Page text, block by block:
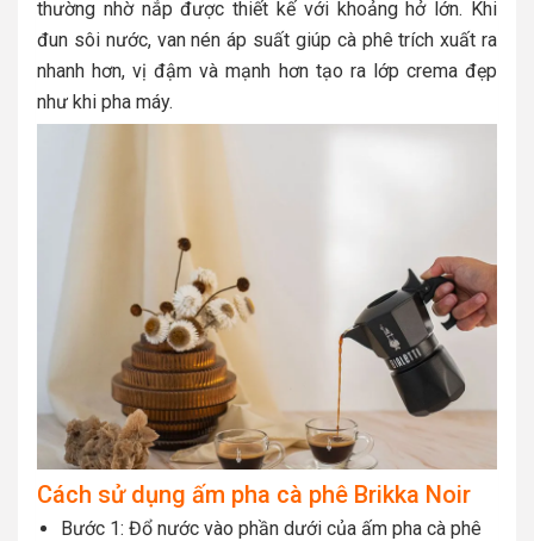
thường nhờ nắp được thiết kế với khoảng hở lớn. Khi
đun sôi nước, van nén áp suất giúp cà phê trích xuất ra
nhanh hơn, vị đậm và mạnh hơn tạo ra lớp crema đẹp
như khi pha máy.
Cách sử dụng ấm pha cà phê Brikka Noir
Bước 1: Đổ nước vào phần dưới của ấm pha cà phê